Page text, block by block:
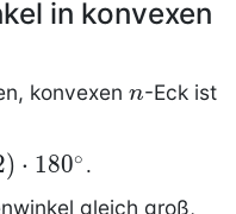
in konvexen
konvexen n
n-Eck ist
) ⋅ 180∘ .
gleich groß,